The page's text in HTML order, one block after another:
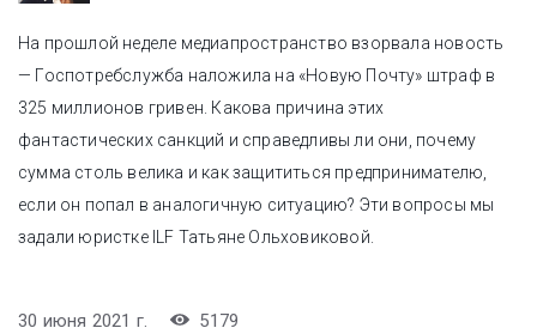
На прошлой неделе медиапространство взорвала новость
— Госпотребслужба наложила на «Новую Почту» штраф в
325 миллионов гривен. Какова причина этих
фантастических санкций и справедливы ли они, почему
сумма столь велика и как защититься предпринимателю,
если он попал в аналогичную ситуацию? Эти вопросы мы
задали юристке ILF Татьяне Ольховиковой.
30 июня 2021 г. 5179